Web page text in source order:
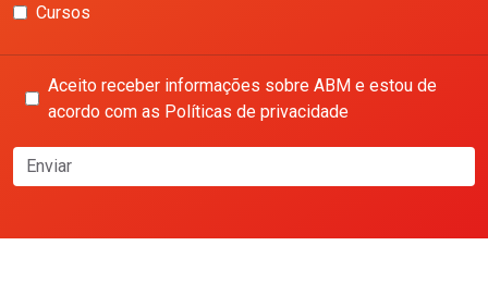
Cursos
Aceito receber informações sobre ABM e estou de
acordo com as Políticas de privacidade
Enviar